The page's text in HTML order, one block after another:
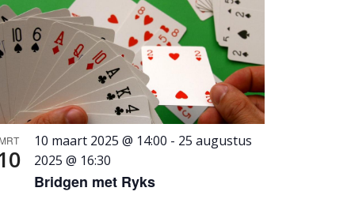
MRT
Bridgen met Ryks
10 maart 2025 @ 14:00 - 25 augustus
2025 @ 16:30